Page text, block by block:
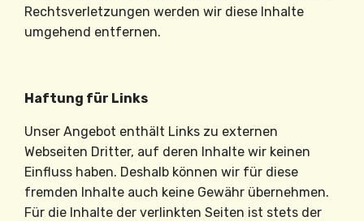
Rechtsverletzungen werden wir diese Inhalte
umgehend entfernen.
Haftung für Links
Unser Angebot enthält Links zu externen
Webseiten Dritter, auf deren Inhalte wir keinen
Einfluss haben. Deshalb können wir für diese
fremden Inhalte auch keine Gewähr übernehmen.
Für die Inhalte der verlinkten Seiten ist stets der